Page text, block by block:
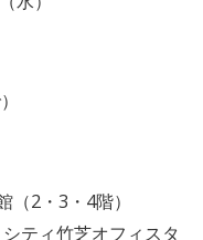
2・3・4階）
ティ竹芝オフィスタ